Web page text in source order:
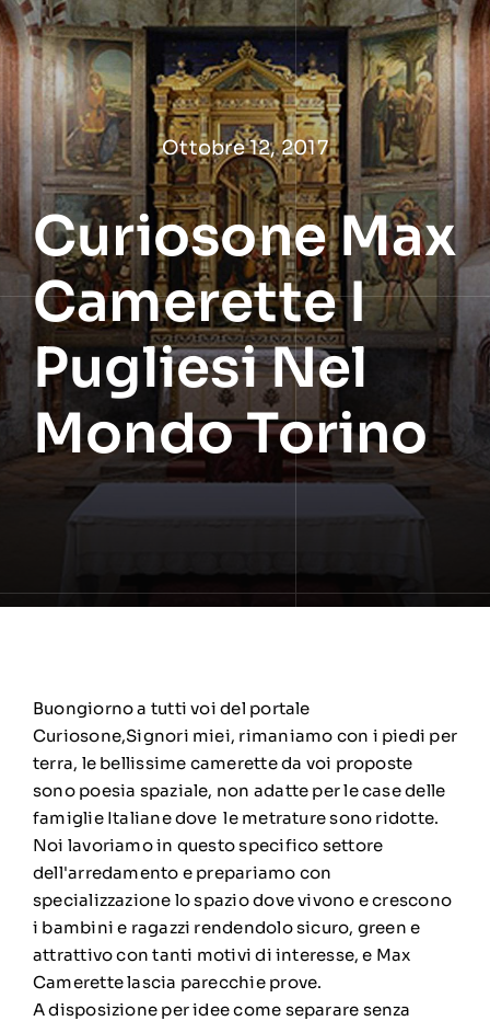
Salta
al
contenuto
Ottobre 12, 2017
Curiosone Max
Camerette I
Pugliesi Nel
Mondo Torino
Buongiorno a tutti voi del portale
Curiosone,Signori miei, rimaniamo con i piedi per
terra, le bellissime camerette da voi proposte
sono poesia spaziale, non adatte per le case delle
famiglie Italiane dove le metrature sono ridotte.
Noi lavoriamo in questo specifico settore
dell'arredamento e prepariamo con
specializzazione lo spazio dove vivono e crescono
i bambini e ragazzi rendendolo sicuro, green e
attrattivo con tanti motivi di interesse, e Max
Camerette lascia parecchie prove.
A disposizione per idee come separare senza